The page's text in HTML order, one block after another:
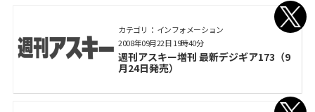
カテゴリ： インフォメーション
週刊アスキー増刊 最新デジギア173（9
月24日発売）
2008年09月22日 19時40分